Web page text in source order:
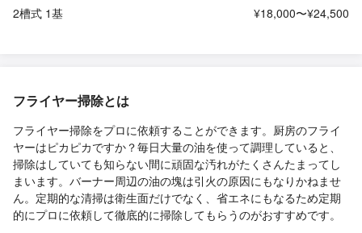
2槽式 1基
¥18,000〜¥24,500
フライヤー掃除とは
フライヤー掃除をプロに依頼することができます。厨房のフライ
ヤーはピカピカですか？毎日大量の油を使って調理していると、
掃除はしていても知らない間に頑固な汚れがたくさんたまってし
まいます。バーナー周辺の油の塊は引火の原因にもなりかねませ
ん。定期的な清掃は衛生面だけでなく、省エネにもなるため定期
的にプロに依頼して徹底的に掃除してもらうのがおすすめです。